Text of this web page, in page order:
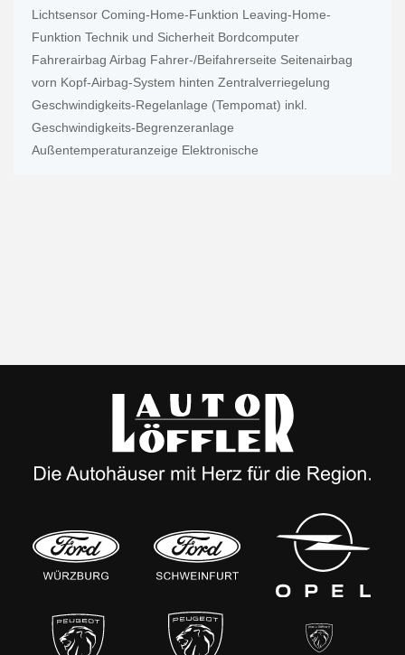
Lichtsensor Coming-Home-Funktion Leaving-Home-
Funktion Technik und Sicherheit Bordcomputer
Fahrerairbag Airbag Fahrer-/Beifahrerseite Seitenairbag
vorn Kopf-Airbag-System hinten Zentralverriegelung
Geschwindigkeits-Regelanlage (Tempomat) inkl.
Geschwindigkeits-Begrenzeranlage
Außentemperaturanzeige Elektronische